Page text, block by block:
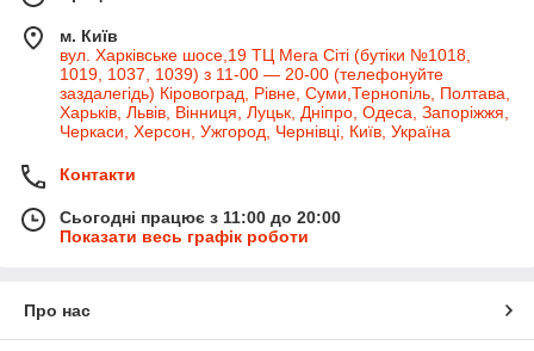
м. Київ
вул. Харківське шосе,19 ТЦ Мега Сіті (бутіки №1018,
1019, 1037, 1039) з 11-00 — 20-00 (телефонуйте
заздалегідь) Кіровоград, Рівне, Суми,Тернопіль, Полтава,
Харьків, Львів, Вінниця, Луцьк, Дніпро, Одеса, Запоріжжя,
Черкаси, Херсон, Ужгород, Чернівці, Київ, Україна
Контакти
Сьогодні працює з 11:00 до 20:00
Показати весь графік роботи
Про нас